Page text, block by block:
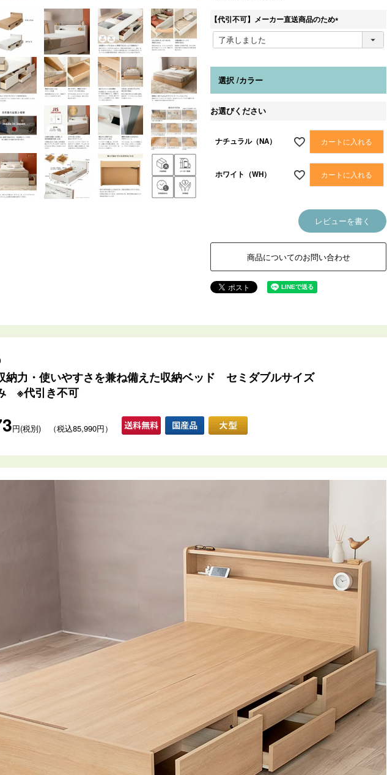
【代引不可】メーカー直送商品のため
(
須
選択 カラー
お選びください
ナチュラル（NA） カートに入れる
ホワイト（WH） カートに入れる
レビューを書く
商品についてのお問い合わせ
納力・使いやすさを兼ね備えた収納ベッド セミダブルサイズ
※代引き不可
円(税別) （税込85,990円）